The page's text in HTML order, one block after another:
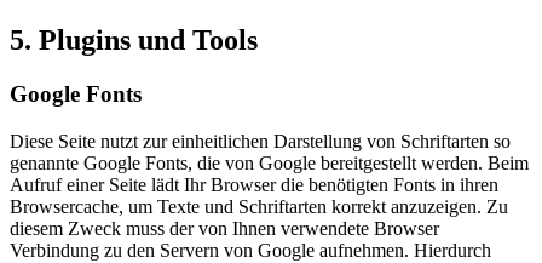
5. Plugins und Tools
Google Fonts
Diese Seite nutzt zur einheitlichen Darstellung von Schriftarten so
genannte Google Fonts, die von Google bereitgestellt werden. Beim
Aufruf einer Seite lädt Ihr Browser die benötigten Fonts in ihren
Browsercache, um Texte und Schriftarten korrekt anzuzeigen. Zu
diesem Zweck muss der von Ihnen verwendete Browser
Verbindung zu den Servern von Google aufnehmen. Hierdurch